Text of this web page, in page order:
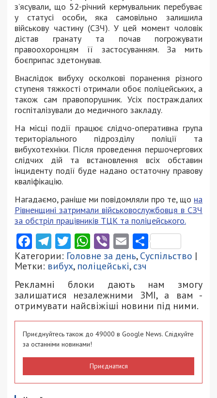
з’ясували, що 52-річний кермувальник перебуває
у статусі особи, яка самовільно залишила
військову частину (СЗЧ). У цей момент чоловік
дістав гранату та почав погрожувати
правоохоронцям її застосуванням. За мить
боєприпас здетонував.
Внаслідок вибуху осколкові поранення різного
ступеня тяжкості отримали обоє поліцейських, а
також сам правопорушник. Усіх постраждалих
госпіталізували до медичного закладу.
На місці події працює слідчо-оперативна група
територіального підрозділу поліції та
вибухотехніки. Після проведення першочергових
слідчих дій та встановлення всіх обставин
інциденту події буде надано остаточну правову
кваліфікацію.
Нагадаємо, раніше ми повідомляли про те, що на
Рівненщині затримали військовослужбовця в СЗЧ
за обстріл працівників ТЦК та поліцейського.
Facebook
Telegram
Twitter
WhatsApp
ViberEmail
Категории: Головне за день,Суспільство |
Метки: вибух, поліцейські,сзч
Рекламні блоки дають нам змогу
залишатися незалежними ЗМІ, а вам -
отримувати найсвіжіші новини під ними.
Приєднуйтесь також до 49000 в Google News. Слідкуйте
за останніми новинами!
Приєднатися